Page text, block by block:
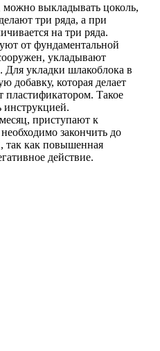
можно выкладывать цоколь,
три ряда, а при
на три ряда.
от фундаментальной
укладывают
укладки шлакоблока в
добавку, которая делает
пластификатором. Такое
инструкцией.
приступают к
закончить до
так как повышенная
действие.